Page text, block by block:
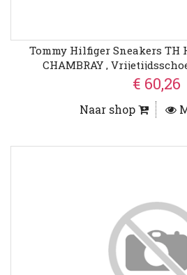
Tommy Hilfiger Sneakers TH
CHAMBRAY ,
Veterschoen In€ 60,26
Naar shop